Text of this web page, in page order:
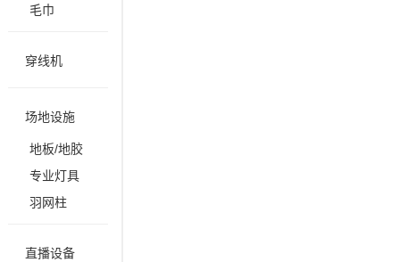
毛巾
穿线机
场地设施
地板/地胶
专业灯具
羽网柱
直播设备